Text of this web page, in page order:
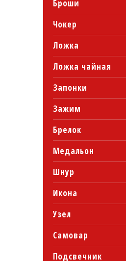
Броши
Чокер
Ложка
Ложка чайная
Запонки
Зажим
Брелок
Медальон
Шнур
Икона
Узел
Самовар
Подсвечник